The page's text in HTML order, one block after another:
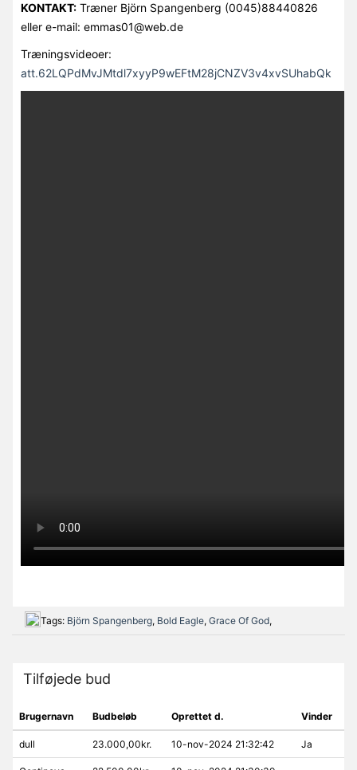
KONTAKT:Træner Björn Spangenberg (0045)88440826
eller e-mail: emmas01@web.de
Træningsvideoer:
att.62LQPdMvJMtdl7xyyP9wEFtM28jCNZV3v4xvSUhabQk
Tags: Björn Spangenberg, Bold Eagle, Grace Of God,
Tilføjede bud
Brugernavn Budbeløb Oprettet d. Vinder
dull 23.000,00kr. 10-nov-2024 21:32:42 Ja